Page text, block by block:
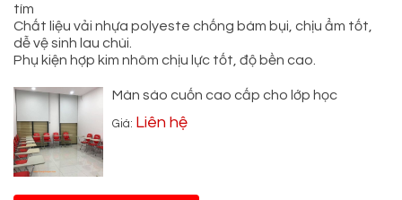
tím
Chất liệu vải nhựa polyeste chống bám bụi, chịu ẩm tốt,
dễ vệ sinh lau chùi.
Phụ kiện hợp kim nhôm chịu lực tốt, độ bền cao.
Màn sáo cuốn cao cấp cho lớp học
Giá: Liên hệ